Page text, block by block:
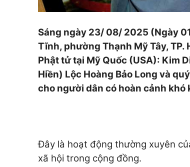
Sáng ngày 23/ 08/ 2025 (Ngày
Tĩnh, phường Thạnh Mỹ Tây,
Phật tử tại Mỹ Quốc (USA): Kim
Hiền) Lộc Hoàng Bảo Long và
cho người dân có hoàn cảnh khó
Đây là hoạt động thường xuyên
xã hội trong cộng đồng.